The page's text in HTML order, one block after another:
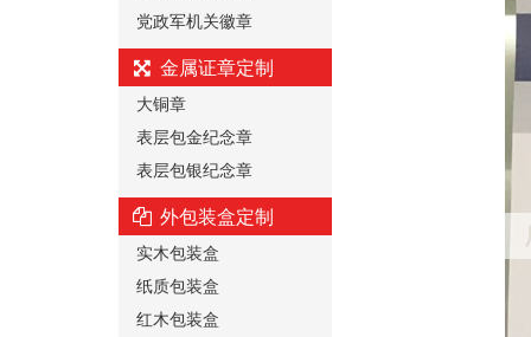
党政军机关徽章
金属证章定制
大铜章
表层包金纪念章
表层包银纪念章
外包装盒定制
实木包装盒
纸质包装盒
红木包装盒